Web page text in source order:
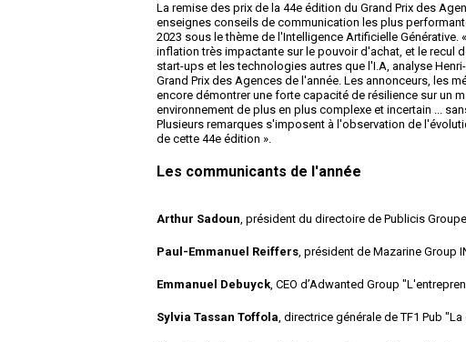
La remise des prix de la 44e édition du Grand Prix des
enseignes conseils de communication les plus
2023 sous le thème de l'Intelligence Artificielle Générative.
inflation très impactante sur le pouvoir d'achat, et le
start-ups et les technologies autres que l'I.A, analyse
Grand Prix des Agences de l'année. Les annonceurs, les
encore démontrer une forte capacité de résilience sur un
environnement de plus en plus complexe et incertain ...
Plusieurs remarques s'imposent à l'observation de
de cette 44e édition ».
Les communicants de l'année
Arthur Sadoun, président du directoire de Publicis
Paul-Emmanuel Reiffers, président de Mazarine Group
Emmanuel Debuyck, CEO d’Adwanted Group
Sylvia Tassan Toffola, directrice générale de TF1 Pub "La